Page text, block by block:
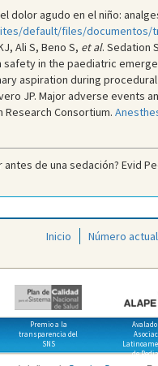
dolor agudo en el niño:
default/files/documentos/
Ali S, Beno S, et al. Sedation
safety in the paediatric
aspiration during
JP. Major adverse
Consortium.
de una sedación? Evid
Inicio Número actual
Premio a la
transparencia del
SNS
de